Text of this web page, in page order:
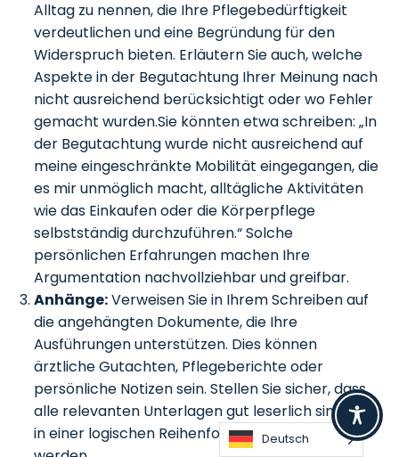
Alltag zu nennen, die Ihre Pflegebedürftigkeit
verdeutlichen und eine Begründung für den
Widerspruch bieten. Erläutern Sie auch, welche
Aspekte in der Begutachtung Ihrer Meinung nach
nicht ausreichend berücksichtigt oder wo Fehler
gemacht wurden.Sie könnten etwa schreiben: „In
der Begutachtung wurde nicht ausreichend auf
meine eingeschränkte Mobilität eingegangen, die
es mir unmöglich macht, alltägliche Aktivitäten
wie das Einkaufen oder die Körperpflege
selbstständig durchzuführen.“ Solche
persönlichen Erfahrungen machen Ihre
Argumentation nachvollziehbar und greifbar.
Anhänge:Verweisen Sie in Ihrem Schreiben auf
die angehängten Dokumente, die Ihre
Ausführungen unterstützen. Dies können
ärztliche Gutachten, Pflegeberichte oder
persönliche Notizen sein. Stellen Sie sicher, dass
alle relevanten Unterlagen gut leserlich sind und
in einer logischen Reihenfolge angeordnet
Deutsch